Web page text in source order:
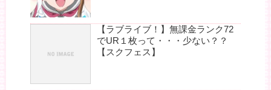
【ラブライブ！】無課金ランク72
でUR１枚って・・・少ない？？
【スクフェス】